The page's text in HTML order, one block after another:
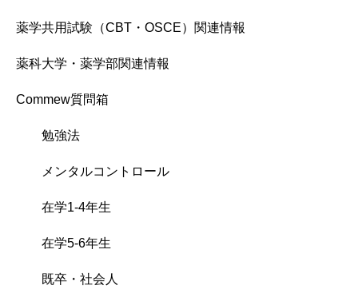
薬学共用試験（CBT・OSCE）関連情報
薬科大学・薬学部関連情報
Commew質問箱
勉強法
メンタルコントロール
在学1-4年生
在学5-6年生
既卒・社会人